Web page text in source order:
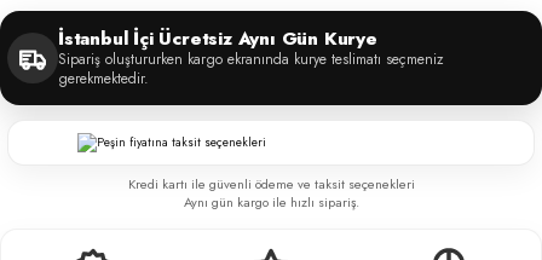
İstanbul İçi Ücretsiz Aynı Gün Kurye
Sipariş oluştururken kargo ekranında kurye teslimatı seçmeniz
gerekmektedir.
Kredi kartı ile güvenli ödeme ve taksit seçenekleri
Aynı gün kargo ile hızlı sipariş.